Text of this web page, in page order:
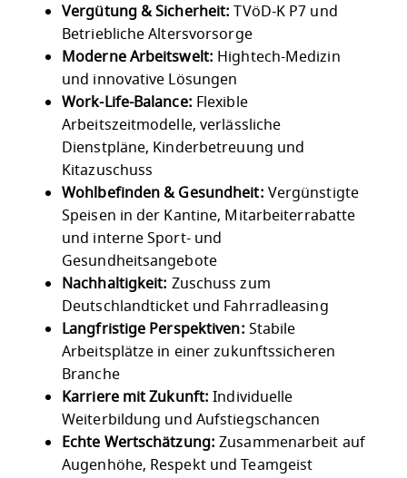
Vergütung & Sicherheit: TVöD-K P7 und
Betriebliche Altersvorsorge
Moderne Arbeitswelt: Hightech-Medizin
und innovative Lösungen
Work-Life-Balance: Flexible
Arbeitszeitmodelle, verlässliche
Dienstpläne, Kinderbetreuung und
Kitazuschuss
Wohlbefinden & Gesundheit: Vergünstigte
Speisen in der Kantine, Mitarbeiterrabatte
und interne Sport- und
Gesundheitsangebote
Nachhaltigkeit: Zuschuss zum
Deutschlandticket und Fahrradleasing
Langfristige Perspektiven: Stabile
Arbeitsplätze in einer zukunftssicheren
Branche
Karriere mit Zukunft: Individuelle
Weiterbildung und Aufstiegschancen
Echte Wertschätzung: Zusammenarbeit auf
Augenhöhe, Respekt und Teamgeist